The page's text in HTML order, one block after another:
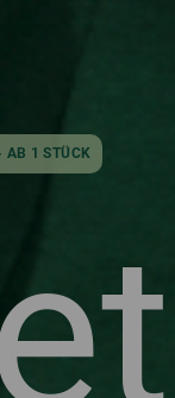
AB 1 STÜCK